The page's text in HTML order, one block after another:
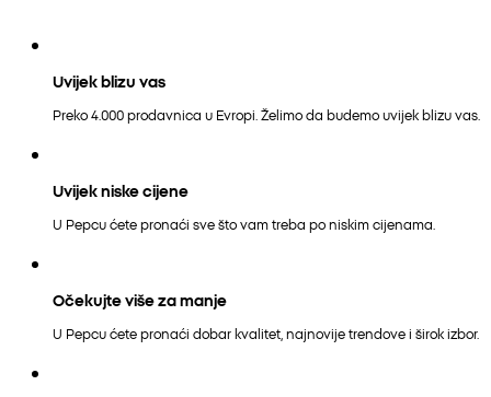
Uvijek blizu vas
Preko 4.000 prodavnica u Evropi. Želimo da budemo uvijek blizu vas.
Uvijek niske cijene
U Pepcu ćete pronaći sve što vam treba po niskim cijenama.
Očekujte više za manje
U Pepcu ćete pronaći dobar kvalitet, najnovije trendove i širok izbor.